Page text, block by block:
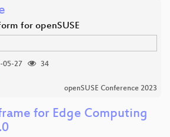
for openSUSE
05-27
34
openSUSE Conference 2023
for Edge Computing